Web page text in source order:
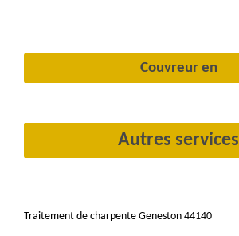
Couvreur en
Autres services
Traitement de charpente Geneston 44140